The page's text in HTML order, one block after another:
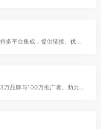
快速搭建联盟营销追踪计划，支持多平台集成，提供链接、优惠券等多种追踪方式，轻松批量支付佣金，驱动跨境电商销量增长。
全球领先的联盟营销平台，连接3万品牌与100万推广者。助力跨境电商以效果付费模式，精准触达全球目标客户，实现可持续增长。